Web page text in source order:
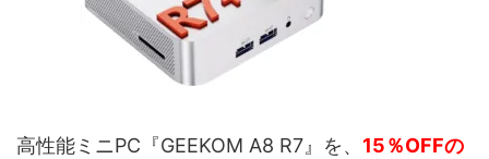
高性能ミニPC『GEEKOM A8 R7』を、 15％OFFの